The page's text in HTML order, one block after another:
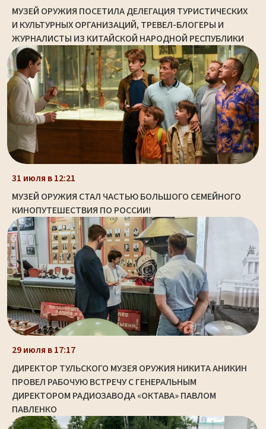
МУЗЕЙ ОРУЖИЯ ПОСЕТИЛА ДЕЛЕГАЦИЯ ТУРИСТИЧЕСКИХ
И КУЛЬТУРНЫХ ОРГАНИЗАЦИЙ, ТРЕВЕЛ-БЛОГЕРЫ И
ЖУРНАЛИСТЫ ИЗ КИТАЙСКОЙ НАРОДНОЙ РЕСПУБЛИКИ
31 июля в 12:21
МУЗЕЙ ОРУЖИЯ СТАЛ ЧАСТЬЮ БОЛЬШОГО СЕМЕЙНОГО
КИНОПУТЕШЕСТВИЯ ПО РОССИИ!
29 июля в 17:17
ДИРЕКТОР ТУЛЬСКОГО МУЗЕЯ ОРУЖИЯ НИКИТА АНИКИН
ПРОВЕЛ РАБОЧУЮ ВСТРЕЧУ С ГЕНЕРАЛЬНЫМ
ДИРЕКТОРОМ РАДИОЗАВОДА «ОКТАВА» ПАВЛОМ
ПАВЛЕНКО